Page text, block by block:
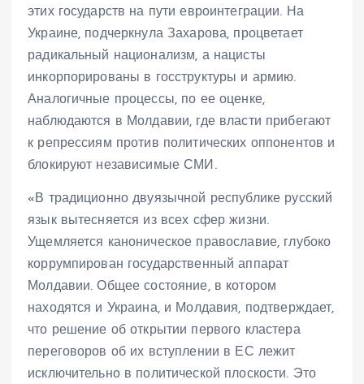
этих государств на пути евроинтеграции. На
Украине, подчеркнула Захарова, процветает
радикальный национализм, а нацисты
инкорпорированы в госструктуры и армию.
Аналогичные процессы, по ее оценке,
наблюдаются в Молдавии, где власти прибегают
к репрессиям против политических оппонентов и
блокируют независимые СМИ.
«В традиционно двуязычной республике русский
язык вытесняется из всех сфер жизни.
Ущемляется каноническое православие, глубоко
коррумпирован государственный аппарат
Молдавии. Общее состояние, в котором
находятся и Украина, и Молдавия, подтверждает,
что решение об открытии первого кластера
переговоров об их вступлении в ЕС лежит
исключительно в политической плоскости. Это